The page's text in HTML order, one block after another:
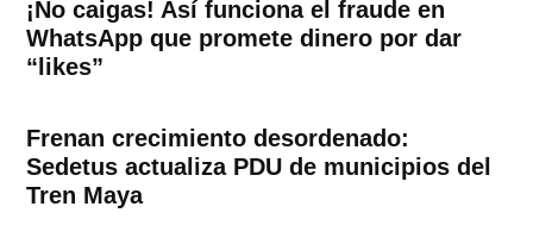
¡No caigas! Así funciona el fraude en
WhatsApp que promete dinero por dar
“likes”
Frenan crecimiento desordenado:
Sedetus actualiza PDU de municipios del
Tren Maya